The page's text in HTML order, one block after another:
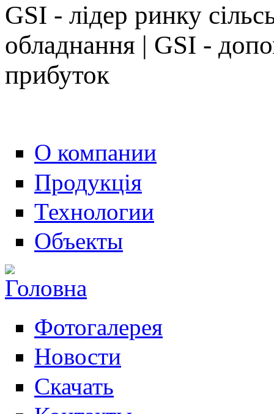
GSI - лідер ринку
обладнання | GSI -
прибуток
О компании
Продукція
Технологии
Объекты
Фотогалерея
Новости
Скачать